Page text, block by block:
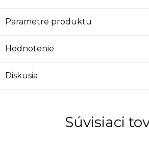
Parametre produktu
Hodnotenie
Diskusia
Súvisiaci